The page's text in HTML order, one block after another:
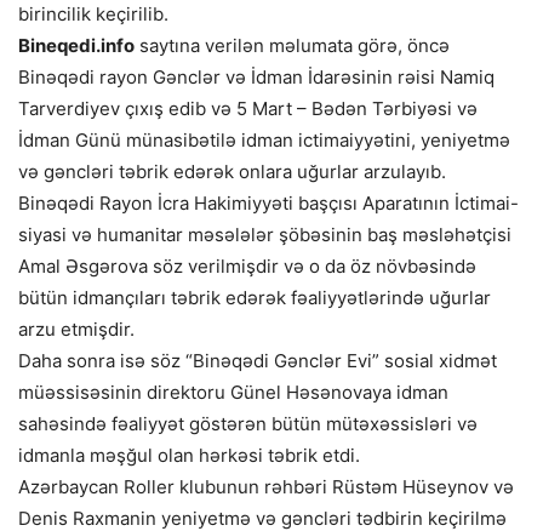
birincilik keçirilib.
Bineqedi.info saytına verilən məlumata görə, öncə
Binəqədi rayon Gənclər və İdman İdarəsinin rəisi Namiq
Tarverdiyev çıxış edib və 5 Mart – Bədən Tərbiyəsi və
İdman Günü münasibətilə idman ictimaiyyətini, yeniyetmə
və gəncləri təbrik edərək onlara uğurlar arzulayıb.
Binəqədi Rayon İcra Hakimiyyəti başçısı Aparatının İctimai-
siyasi və humanitar məsələlər şöbəsinin baş məsləhətçisi
Amal Əsgərova söz verilmişdir və o da öz növbəsində
bütün idmançıları təbrik edərək fəaliyyətlərində uğurlar
arzu etmişdir.
Daha sonra isə söz “Binəqədi Gənclər Evi” sosial xidmət
müəssisəsinin direktoru Günel Həsənovaya idman
sahəsində fəaliyyət göstərən bütün mütəxəssisləri və
idmanla məşğul olan hərkəsi təbrik etdi.
Azərbaycan Roller klubunun rəhbəri Rüstəm Hüseynov və
Denis Raxmanin yeniyetmə və gəncləri tədbirin keçirilmə